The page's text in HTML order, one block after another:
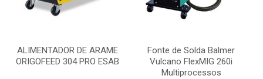
ALIMENTADOR DE ARAME
ORIGOFEED 304 PRO ESAB
Fonte de Solda Balmer
Vulcano FlexMIG 260i
Multiprocessos